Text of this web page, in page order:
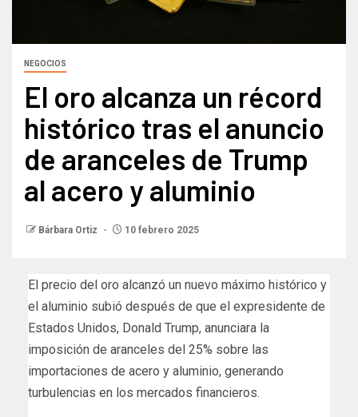
NEGOCIOS
El oro alcanza un récord
histórico tras el anuncio
de aranceles de Trump
al acero y aluminio
Bárbara Ortiz 10 febrero 2025
El precio del oro alcanzó un nuevo máximo histórico y
el aluminio subió después de que el expresidente de
Estados Unidos, Donald Trump, anunciara la
imposición de aranceles del 25% sobre las
importaciones de acero y aluminio, generando
turbulencias en los mercados financieros.